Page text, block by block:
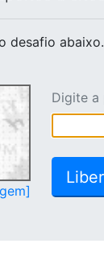
desafio abaixo.
Digite a